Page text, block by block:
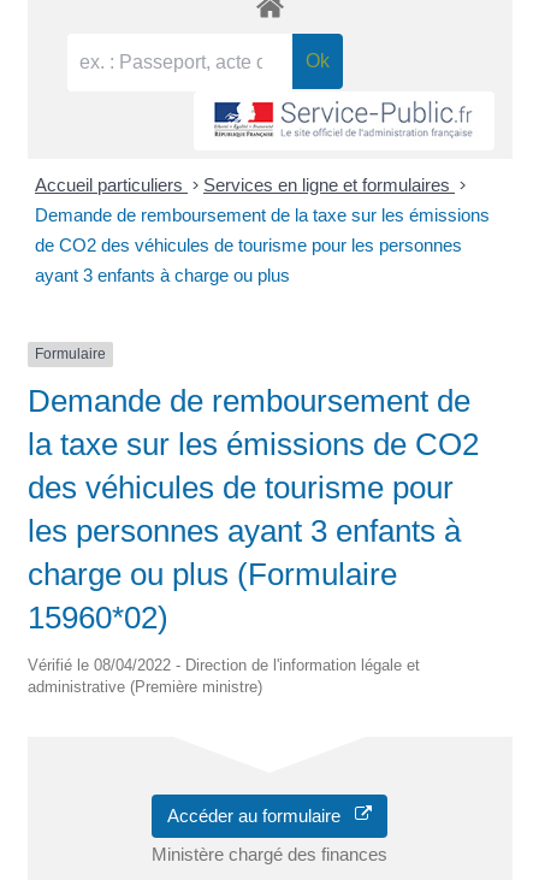
Accueil particuliers > Services en ligne et formulaires >
Demande de remboursement de la taxe sur les émissions
de CO2 des véhicules de tourisme pour les personnes
ayant 3 enfants à charge ou plus
Formulaire
Demande de remboursement de
la taxe sur les émissions de CO2
des véhicules de tourisme pour
les personnes ayant 3 enfants à
charge ou plus (Formulaire
15960*02)
Vérifié le 08/04/2022 - Direction de l'information légale et
administrative (Première ministre)
Accéder au formulaire
Ministère chargé des finances